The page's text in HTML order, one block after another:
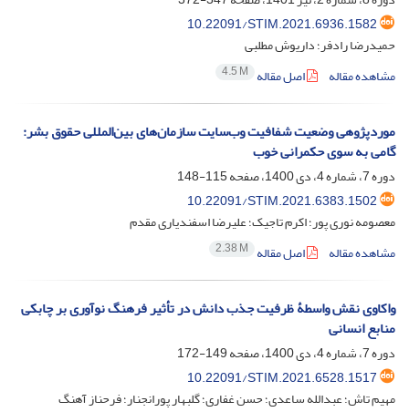
10.22091/STIM.2021.6936.1582
حمیدرضا رادفر؛ داریوش مطلبی
مشاهده مقاله
اصل مقاله 4.5 M
موردپژوهی وضعیت شفافیت وب‌‌سایت سازمان‌‌های بین‌المللی حقوق بشر:
گامی به سوی حکمرانی خوب
دوره 7، شماره 4، دی 1400، صفحه
115-148
10.22091/STIM.2021.6383.1502
معصومه نوری پور؛ اکرم تاجیک؛ علیرضا اسفندیاری مقدم
مشاهده مقاله
اصل مقاله 2.38 M
واکاوی نقش واسطۀ ظرفیت جذب دانش در تأثیر فرهنگ نوآوری بر چابکی
منابع انسانی
دوره 7، شماره 4، دی 1400، صفحه
149-172
10.22091/STIM.2021.6528.1517
مهیم تاش؛ عبدالله ساعدی؛ حسن غفاری؛ گلبهار پورانجنار؛ فرحناز آهنگ